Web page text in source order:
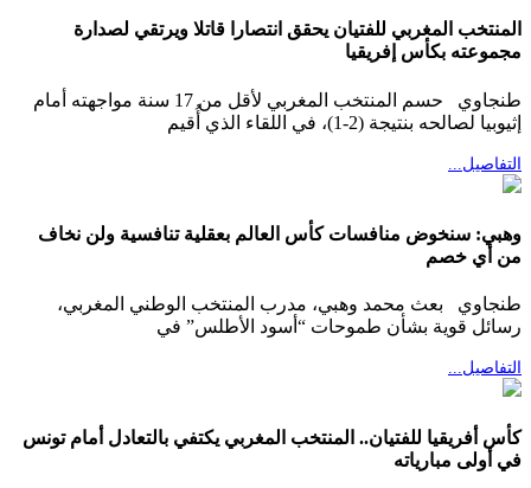
المنتخب المغربي للفتيان يحقق انتصارا قاتلا ويرتقي لصدارة
مجموعته بكأس إفريقيا
طنجاوي حسم المنتخب المغربي لأقل من 17 سنة مواجهته أمام
إثيوبيا لصالحه بنتيجة (2-1)، في اللقاء الذي أُقيم
التفاصيل...
وهبي: سنخوض منافسات كأس العالم بعقلية تنافسية ولن نخاف
من أي خصم
طنجاوي بعث محمد وهبي، مدرب المنتخب الوطني المغربي،
رسائل قوية بشأن طموحات “أسود الأطلس” في
التفاصيل...
كأس أفريقيا للفتيان.. المنتخب المغربي يكتفي بالتعادل أمام تونس
في أولى مبارياته